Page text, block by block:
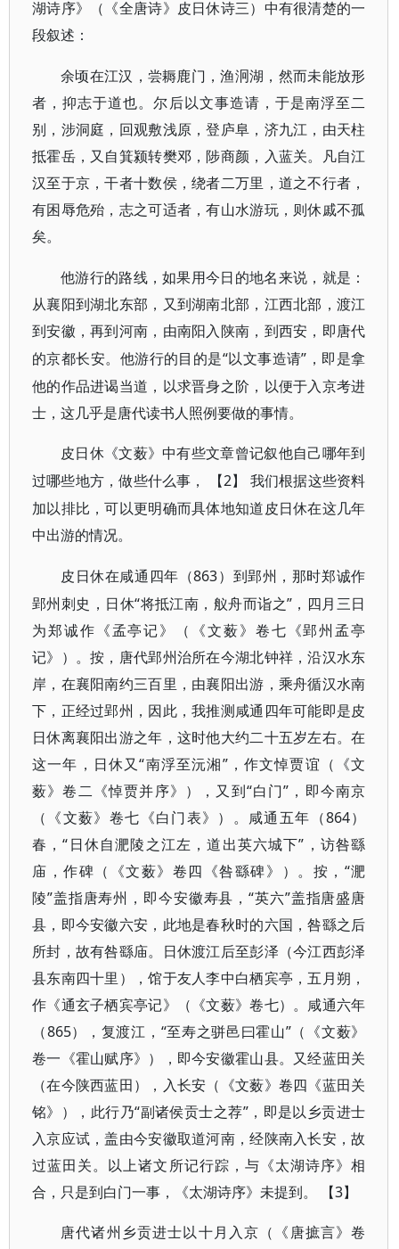
湖诗序》（《全唐诗》皮日休诗三）中有很清楚的一
段叙述：
余顷在江汉，尝耨鹿门，渔泂湖，然而未能放形
者，抑志于道也。尔后以文事造请，于是南浮至二
别，涉洞庭，回观敷浅原，登庐阜，济九江，由天柱
抵霍岳，又自箕颍转樊邓，陟商颜，入蓝关。凡自江
汉至于京，干者十数侯，绕者二万里，道之不行者，
有困辱危殆，志之可适者，有山水游玩，则休戚不孤
矣。
他游行的路线，如果用今日的地名来说，就是：
从襄阳到湖北东部，又到湖南北部，江西北部，渡江
到安徽，再到河南，由南阳入陕南，到西安，即唐代
的京都长安。他游行的目的是“以文事造请”，即是拿
他的作品进谒当道，以求晋身之阶，以便于入京考进
士，这几乎是唐代读书人照例要做的事情。
皮日休《文薮》中有些文章曾记叙他自己哪年到
过哪些地方，做些什么事，
【2】 我们根据这些资料
加以排比，可以更明确而具体地知道皮日休在这几年
中出游的情况。
皮日休在咸通四年（863）到郢州，那时郑诚作
郢州刺史，日休“将抵江南，舣舟而诣之”，四月三日
为郑诚作《孟亭记》（《文薮》卷七《郢州孟亭
记》）。按，唐代郢州治所在今湖北钟祥，沿汉水东
岸，在襄阳南约三百里，由襄阳出游，乘舟循汉水南
下，正经过郢州，因此，我推测咸通四年可能即是皮
日休离襄阳出游之年，这时他大约二十五岁左右。在
这一年，日休又“南浮至沅湘”，作文悼贾谊（《文
薮》卷二《悼贾并序》），又到“白门”，即今南京
（《文薮》卷七《白门表》）。咸通五年（864）
春，“日休自淝陵之江左，道出英六城下”，访咎繇
庙，作碑（《文薮》卷四《咎繇碑》）。按，“淝
陵”盖指唐寿州，即今安徽寿县，“英六”盖指唐盛唐
县，即今安徽六安，此地是春秋时的六国，咎繇之后
所封，故有咎繇庙。日休渡江后至彭泽（今江西彭泽
县东南四十里），馆于友人李中白栖宾亭，五月朔，
作《通玄子栖宾亭记》（《文薮》卷七）。咸通六年
（865），复渡江，“至寿之骈邑曰霍山”（《文薮》
卷一《霍山赋序》），即今安徽霍山县。又经蓝田关
（在今陕西蓝田），入长安（《文薮》卷四《蓝田关
铭》），此行乃“副诸侯贡士之荐”，即是以乡贡进士
入京应试，盖由今安徽取道河南，经陕南入长安，故
过蓝田关。以上诸文所记行踪，与《太湖诗序》相
合，只是到白门一事，《太湖诗序》未提到。 【3】
唐代诸州乡贡进士以十月入京（《唐摭言》卷